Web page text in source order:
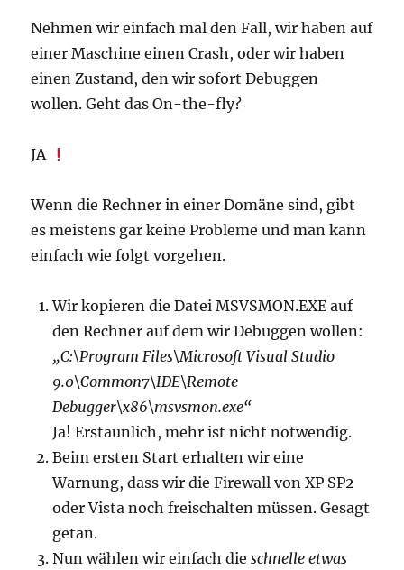
Nehmen wir einfach mal den Fall, wir haben auf
einer Maschine einen Crash, oder wir haben
einen Zustand, den wir sofort Debuggen
wollen. Geht das On-the-fly?
JA
Wenn die Rechner in einer Domäne sind, gibt
es meistens gar keine Probleme und man kann
einfach wie folgt vorgehen.
Wir kopieren die Datei MSVSMON.EXE auf
den Rechner auf dem wir Debuggen wollen:
„C:\Program Files\Microsoft Visual Studio
9.0\Common7\IDE\Remote
Debugger\x86\msvsmon.exe“
Ja! Erstaunlich, mehr ist nicht notwendig.
Beim ersten Start erhalten wir eine
Warnung, dass wir die Firewall von XP SP2
oder Vista noch freischalten müssen. Gesagt
getan.
Nun wählen wir einfach dieschnelle etwas